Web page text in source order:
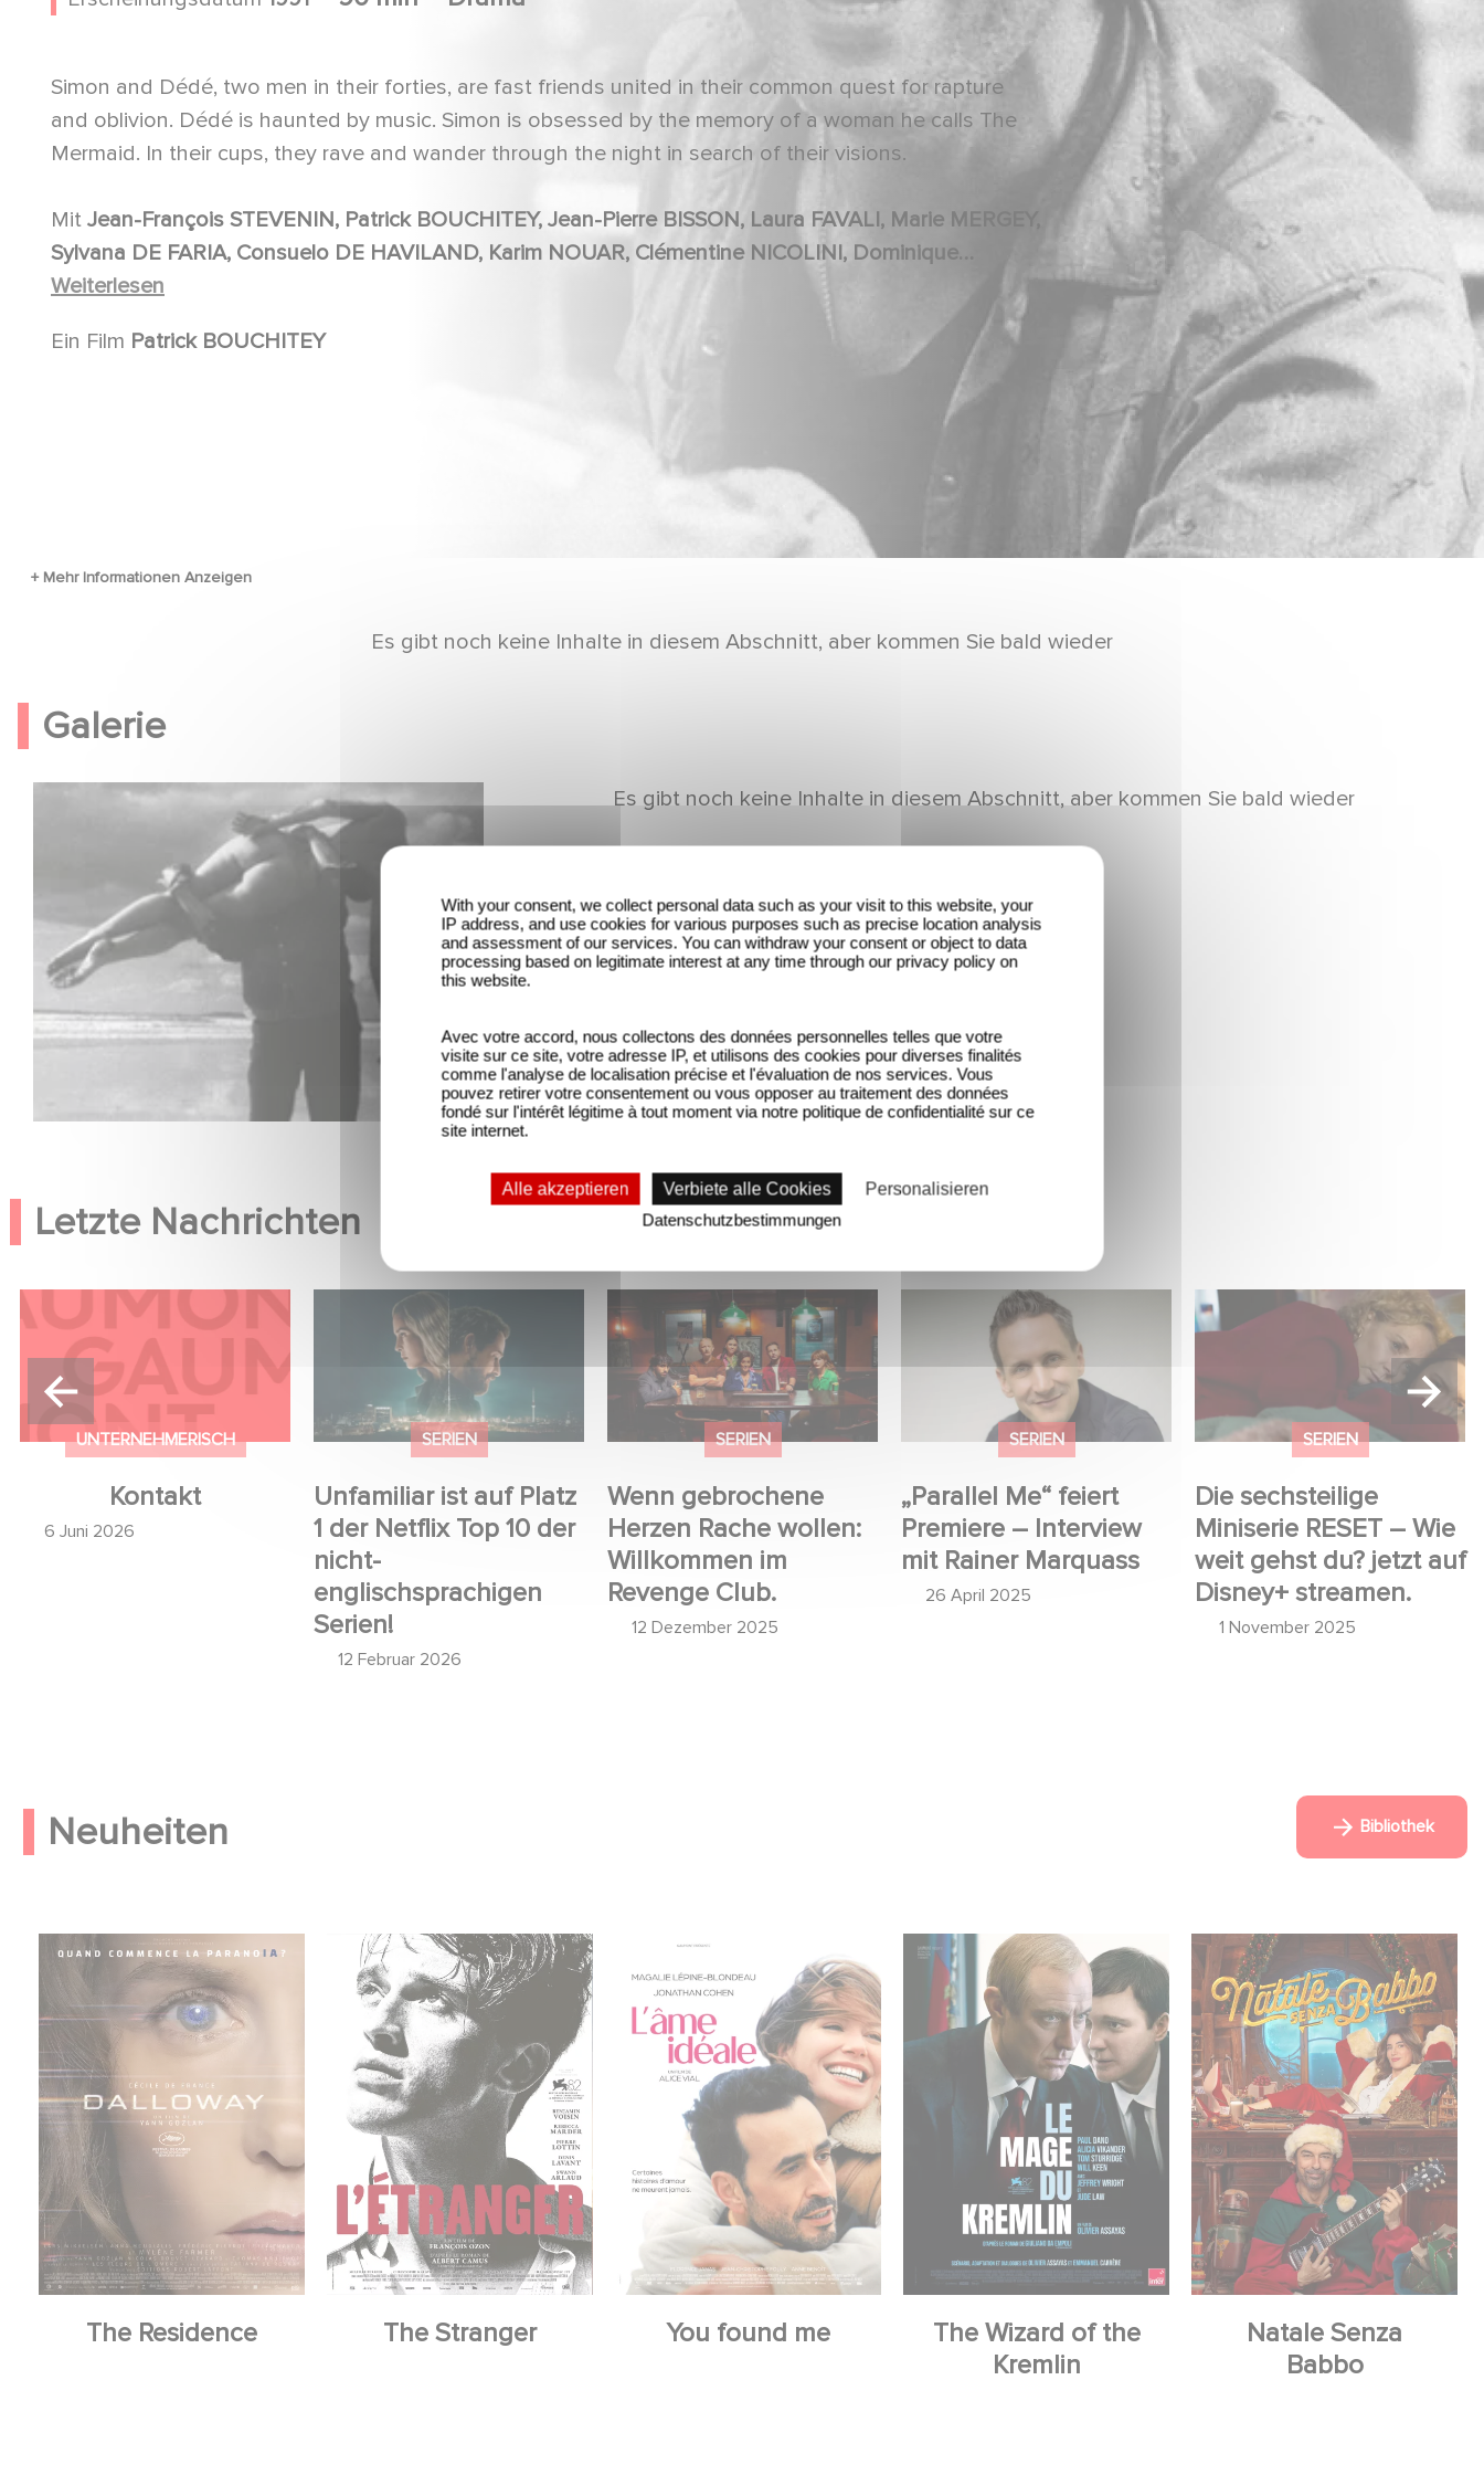
Simon and Dédé, two men in their forties, are fast friends united in their common quest for rapture
and oblivion. Dédé is haunted by music. Simon is obsessed by the memory of a woman he calls The
Mermaid. In their cups, they rave and wander through the night in search of their visions.
Mit
Sylvana DE FARIA, Consuelo DE HAVILAND, Karim NOUAR, Clémentine NICOLINI, Dominique
COLIGNON MAURIN, Patrick FIERRY, Pierrick CHARPENTIER, Anne MACINA, Jackie BERROYER, Karin
GAZIO, Pierre BOUCHITTE, Richard GUERRY, Christophe FERRUX, Jean-Pierre GAILLET, Bernard
Weiterlesen
Ein Film Patrick BOUCHITEY
Es gibt noch keine Inhalte in diesem Abschnitt, aber kommen Sie bald wieder
Galerie
Es gibt noch keine Inhalte in diesem Abschnitt, aber kommen Sie bald wieder
Letzte Nachrichten
UNTERNEHMERISCH
Kontakt
6 Juni 2026
SERIEN
Unfamiliar ist auf Platz
1 der Netflix Top 10 der
nicht-
englischsprachigen
Serien!
12 Februar 2026
Unfamiliar ist auf Platz 1 der
Netflix Top 10 der nicht-
englischsprachigen Serien!
SERIEN
Wenn gebrochene
Herzen Rache wollen:
Willkommen im
Revenge Club.
12 Dezember 2025
Wenn gebrochene Herzen
Rache wollen: Willkommen
im Revenge Club.
SERIEN
„Parallel Me“ feiert
Premiere – Interview
mit Rainer Marquass
26 April 2025
„Parallel Me“ feiert Premiere
– Interview mit Rainer
Marquass
SERIEN
Die sechsteilige
Miniserie RESET – Wie
weit gehst du? jetzt auf
Disney+ streamen.
1 November 2025
Die sechsteilige Miniserie
RESET – Wie weit gehst
du? jetzt auf Disney+
streamen.
Neuheiten Bibliothek
The Residence The Stranger You found me
The Wizard of the
Kremlin
Natale Senza
Babbo
With your consent, we collect personal data such as your visit to this website, your
IP address, and use cookies for various purposes such as precise location analysis
and assessment of our services. You can withdraw your consent or object to data
processing based on legitimate interest at any time through our privacy policy on
this website.
Avec votre accord, nous collectons des données personnelles telles que votre
visite sur ce site, votre adresse IP, et utilisons des cookies pour diverses finalités
comme l'analyse de localisation précise et l'évaluation de nos services. Vous
pouvez retirer votre consentement ou vous opposer au traitement des données
fondé sur l'intérêt légitime à tout moment via notre politique de confidentialité sur ce
site internet.
Alle akzeptieren Verbiete alle Cookies
Personalisieren
Datenschutzbestimmungen